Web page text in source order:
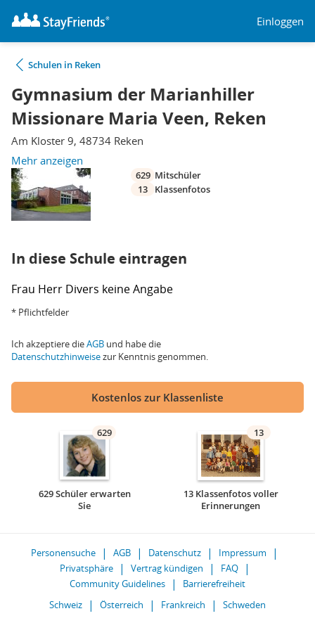
Einloggen
Schulen in Reken
Gymnasium der Marianhiller
Missionare Maria Veen, Reken
Am Kloster 9, 48734 Reken
Mehr anzeigen
629 Mitschüler
13
Klassenfotos
In diese Schule eintragen
Frau Herr Divers keine Angabe
* Pflichtfelder
Ich akzeptiere dieAGB und habe die
Datenschutzhinweisezur Kenntnis genommen.
Kostenlos zur Klassenliste
629
629 Schüler erwarten
Sie
13
13 Klassenfotos voller
Erinnerungen
Personensuche AGB Datenschutz
Impressum
Privatsphäre
Vertrag kündigen
FAQ
Community Guidelines
Barrierefreiheit
Schweiz
Österreich Frankreich Schweden